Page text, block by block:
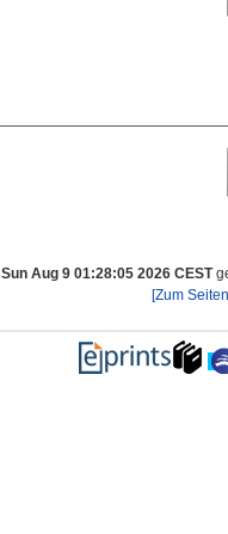
Sun Aug 9 01:28:05 2026 CEST
[Zum